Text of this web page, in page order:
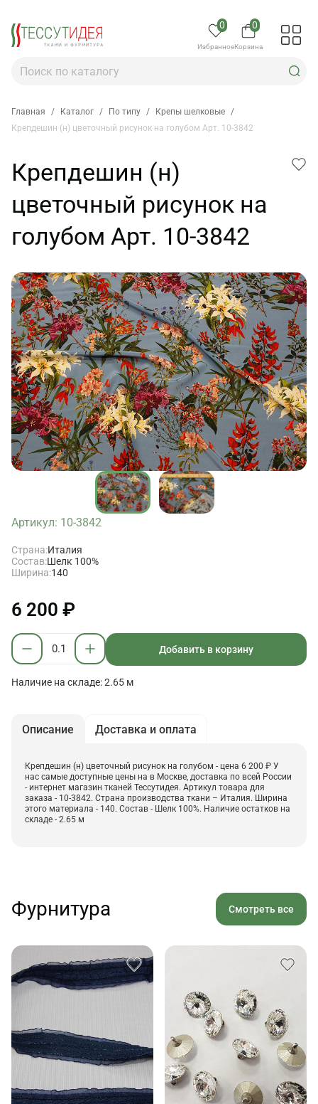
0
Избранное
0
Корзина
Главная / Каталог / По типу / Крепы шелковые /
Крепдешин (н) цветочный рисунок на голубом Арт. 10-3842
Крепдешин (н)
цветочный рисунок на
голубом Арт. 10-3842
Артикул: 10-3842
Страна:Италия
Состав:Шелк 100%
Ширина:140
6 200 ₽
Добавить в корзину
Наличие на складе: 2.65 м
Описание Доставка и оплата
Крепдешин (н) цветочный рисунок на голубом - цена 6 200 ₽ У
нас самые доступные цены на в Москве, доставка по всей России
- интернет магазин тканей Тессутидея. Артикул товара для
заказа - 10-3842. Страна производства ткани – Италия. Ширина
этого материала - 140. Состав - Шелк 100%. Наличие остатков на
складе - 2.65 м
Фурнитура Смотреть все